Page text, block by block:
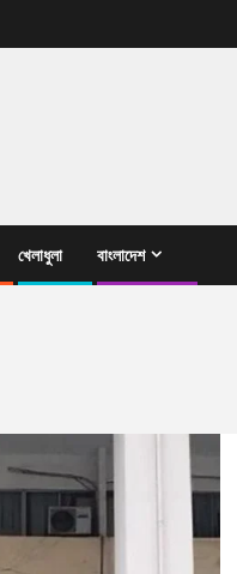
খেলাধুলা বাংলাদেশ